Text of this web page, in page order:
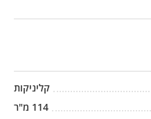
קליניקות
114 מ"ר